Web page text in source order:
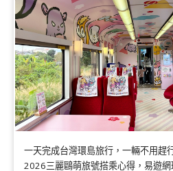
一天完成台灣環島旅行，一輛不用趕
2026三麗鷗萌旅號搭乘心得，易遊